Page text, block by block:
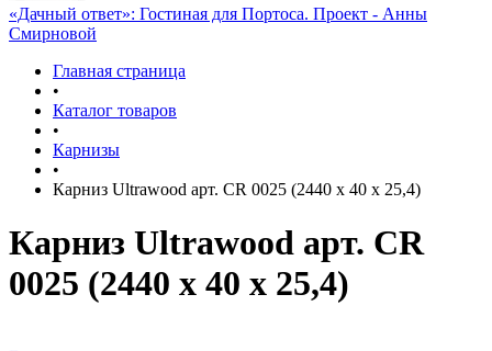
«Дачный ответ»: Гостиная для Портоса. Проект - Анны
Смирновой
Главная страница
•
Каталог товаров
•
Карнизы
•
Карниз Ultrawood арт. CR 0025 (2440 х 40 х 25,4)
Карниз Ultrawood арт. CR
0025 (2440 х 40 х 25,4)